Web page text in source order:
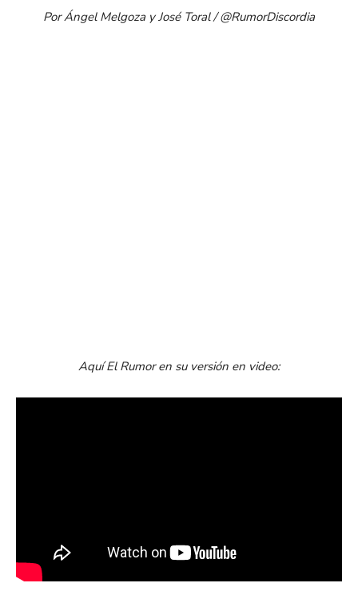
Por Ángel Melgoza y José Toral / @RumorDiscordia
Aquí El Rumor en su versión en video: